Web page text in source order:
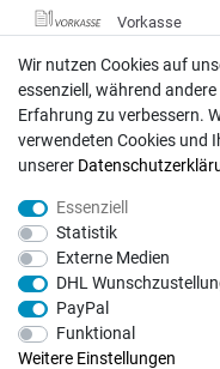
Vorkasse
DHL
Deutsche Post
Bei Fragen wenden Sie sich
MA-Versand GmbH, 53925
Wir nutzen Cookies auf
essenziell, während
Erfahrung zu verbessern.
verwendeten Cookies und
unserer
Essenziell
Statistik
Externe Medien
DHL
PayPal
Funktional
Weitere Einstellungen